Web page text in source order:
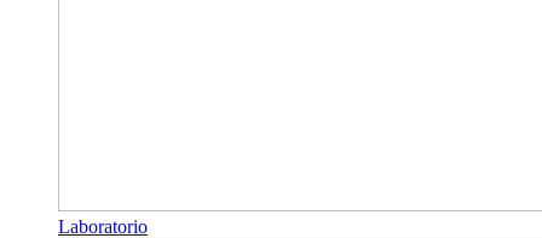
Laboratorio